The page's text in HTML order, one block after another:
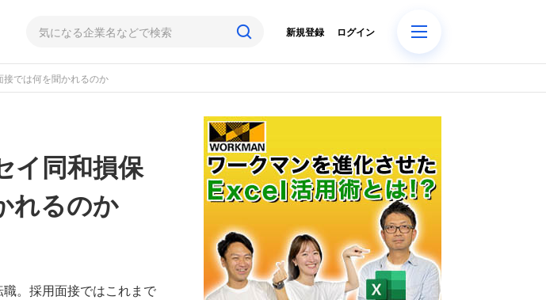
ログイン
新規登録
接では何を聞かれるのか
イ同和損保
れるのか
。採用面接ではこれまで